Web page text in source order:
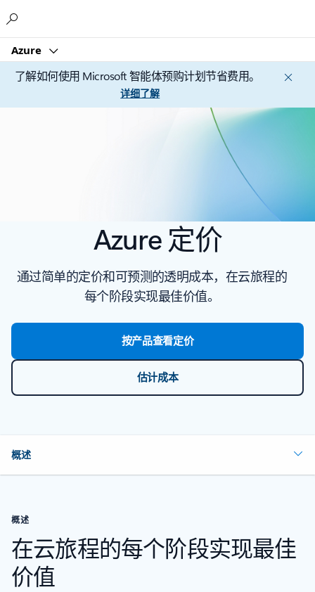
Azure
了解如何使用 Microsoft 智能体预购计划节省费用。
详细了解
Azure 定价
通过简单的定价和可预测的透明成本，在云旅程的
每个阶段实现最佳价值。
按产品查看定价
估计成本
概述
概述
在云旅程的每个阶段实现最佳
价值